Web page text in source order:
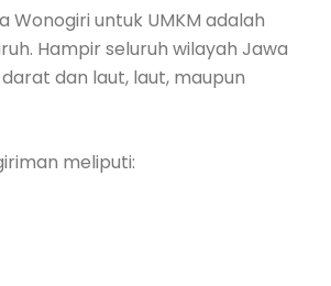
Wonogiri untuk UMKM adalah
Hampir seluruh wilayah Jawa
dan laut, laut, maupun
meliputi: